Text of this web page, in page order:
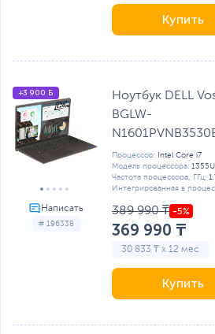
Купить
# 196338
+3 900 Б
Ноутбук DELL
BGLW-
Процессор: Intel Core i7
Модель процессора: 1355U
Частота процессора, ГГц:
Интегрированная в
389 990 ₸
369 990 ₸
30 833 ₸ x 12 мес
Купить